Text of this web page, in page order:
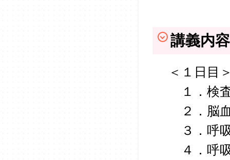
講義内容
＜１日目
１．検
２．脳
３．呼
４．呼